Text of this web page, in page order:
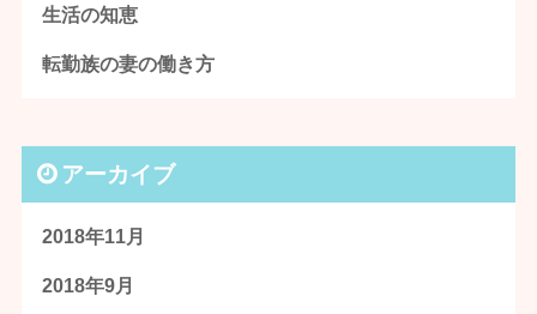
生活の知恵
転勤族の妻の働き方
アーカイブ
2018年11月
2018年9月